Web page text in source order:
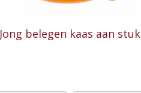
Jong belegen kaas aan stuk